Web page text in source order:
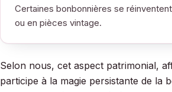
Certaines bonbonnières se
ou en pièces vintage.
Selon nous, cet aspect patrimonial,
participe à la magie persistante de la